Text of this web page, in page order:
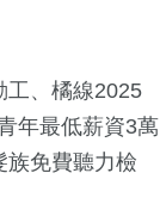
工、橘線2025
年最低薪資3萬
族免費聽力檢